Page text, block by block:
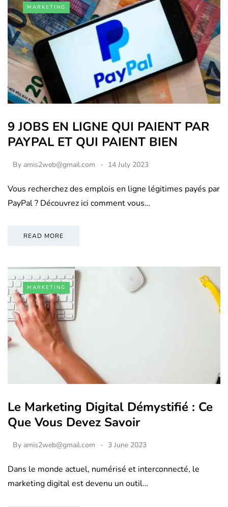
MARKETING
9 JOBS EN LIGNE QUI PAIENT PAR
PAYPAL ET QUI PAIENT BIEN
By amis2web@gmail.com 14 July 2023
Vous recherchez des emplois en ligne légitimes payés par
PayPal ? Découvrez ici comment vous…
READ MORE
MARKETING
Le Marketing Digital Démystifié : Ce
Que Vous Devez Savoir
By amis2web@gmail.com 3 June 2023
Dans le monde actuel, numérisé et interconnecté, le
marketing digital est devenu un outil…